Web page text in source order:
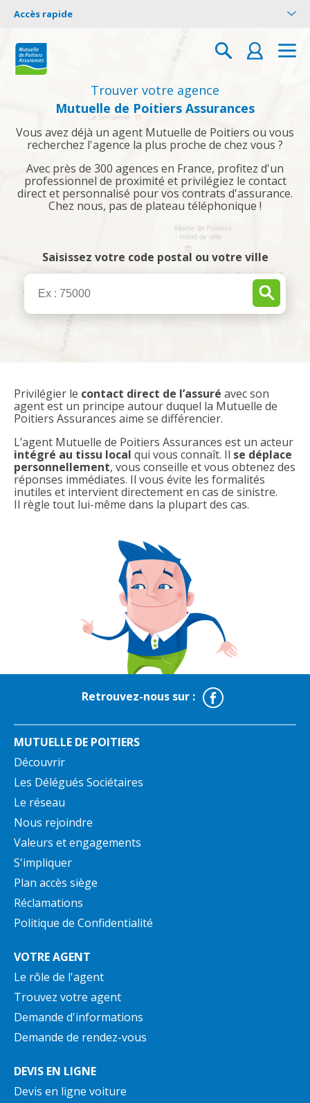
Accès rapide
Trouver votre agence
Mutuelle de Poitiers Assurances
Vous avez déjà un agent Mutuelle de Poitiers ou vous
recherchez l'agence la plus proche de chez vous ?
Avec près de 300 agences en France, profitez d'un
professionnel de proximité et privilégiez le contact
direct et personnalisé pour vos contrats d'assurance.
Chez nous, pas de plateau téléphonique !
Saisissez votre code postal ou votre ville
VALIDER
Privilégier le contact direct de l’assuré avec son
agent est un principe autour duquel la Mutuelle de
Poitiers Assurances aime se différencier.
L’agent Mutuelle de Poitiers Assurances est un acteur
intégré au tissu local qui vous connaît. Il se déplace
personnellement, vous conseille et vous obtenez des
réponses immédiates. Il vous évite les formalités
inutiles et intervient directement en cas de sinistre.
Il règle tout lui-même dans la plupart des cas.
Retrouvez-nous sur : Facebook
MUTUELLE DE POITIERS
Découvrir
Les Délégués Sociétaires
Le réseau
Nous rejoindre
Valeurs et engagements
S'impliquer
Plan accès siège
Réclamations
Politique de Confidentialité
VOTRE AGENT
Le rôle de l'agent
Trouvez votre agent
Demande d'informations
Demande de rendez-vous
DEVIS EN LIGNE
Devis en ligne voiture